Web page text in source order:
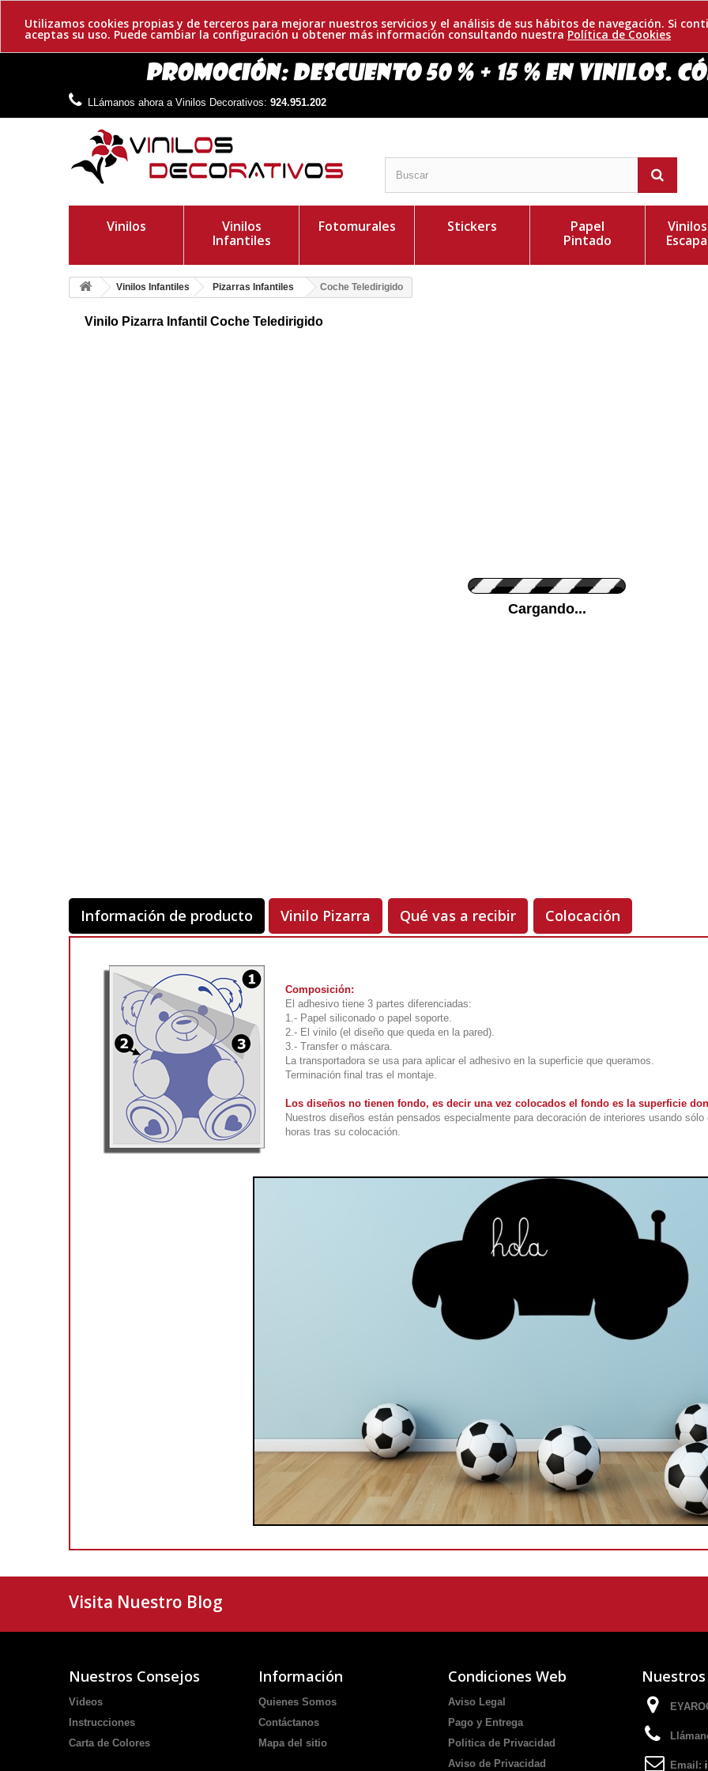
Utilizamos cookies propias y de terceros para mejorar nuestros servicios y el análisis de sus hábitos de navegación. Si
aceptas su uso. Puede cambiar la configuración u obtener más información consultando nuestra Política de Cookies
LLámanos ahora a Vinilos Decorativos: 924.951.202
Vinilos
Vinilos
Infantiles
Fotomurales Stickers
Papel
Pintado
Vinilos Infantiles Pizarras Infantiles Coche Teledirigido
Vinilo Pizarra Infantil Coche Teledirigido
Cargando...
Información de producto Vinilo Pizarra Qué vas a recibir Colocación
Composición:
El adhesivo tiene 3 partes diferenciadas:
1.- Papel siliconado o papel soporte.
2.- El vinilo (el diseño que queda en la pared).
3.- Transfer o máscara.
La transportadora se usa para aplicar el adhesivo en la superficie que queramos.
Terminación final tras el montaje.
Los diseños no tienen fondo, es decir una vez colocados el fondo es la superficie
Nuestros diseños están pensados especialmente para decoración de interiores usando
horas tras su colocación.
Visita Nuestro Blog
Nuestros Consejos
Videos
Instrucciones
Carta de Colores
Información
Quienes Somos
Contáctanos
Mapa del sitio
Condiciones Web
Aviso Legal
Pago y Entrega
Politica de Privacidad
Aviso de Privacidad
Email: